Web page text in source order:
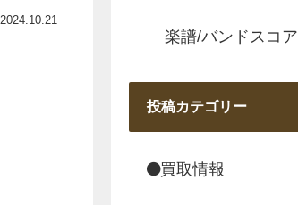
2024.10.21
楽譜/バンドスコア
投稿カテゴリー
買取情報